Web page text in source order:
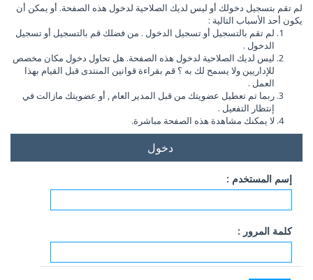
لم تقم بتسجيل دخولك أو ليس لديك الصلاحية لدخول هذه الصفحة. أو يمكن أن
يكون أحد الأسباب التالية :
لم تقم بالتسجيل أو تسجيل الدخول . من فضلك قم بالتسجيل أو تسجيل
الدخول .
ليس لديك الصلاحية لدخول هذه الصفحة. هل تحاول دخول مكان مخصص
للإداريين ولا يسمح لك به ؟ قم بقراءة قوانين المنتدى قبل القيام بهذا
العمل .
ربما تم تعطيل عضويتك من قبل المدير العام , أو عضويتك مازالت في
إنتظار التفعيل .
لا يمكنك مشاهدة هذه الصفحة مباشرة.
دخول
إسم المستخدم :
كلمة المرور :